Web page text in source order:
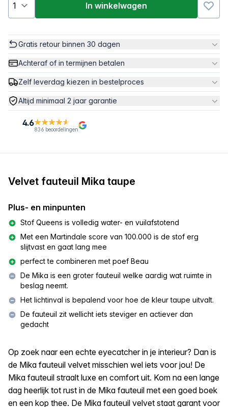
In winkelwagen
Gratis retour binnen 30 dagen
Achteraf of in termijnen betalen
Zelf leverdag kiezen in bestelproces
Altijd minimaal 2 jaar garantie
4.6
836 beoordelingen
Velvet fauteuil Mika taupe
Plus- en minpunten
Stof Queens is volledig water- en vuilafstotend
Met een Martindale score van 100.000 is de stof erg
slijtvast en gaat lang mee
perfect te combineren met poef Beau
De Mika is een groter fauteuil welke aardig wat ruimte in
beslag neemt.
Het lichtinval is bepalend voor hoe de kleur taupe uitvalt.
De fauteuil zit wellicht iets steviger en actiever dan
gedacht
Op zoek naar een echte eyecatcher in je interieur? Dan is
de Mika fauteuil velvet misschien wel iets voor jou! De
Mika fauteuil straalt luxe en comfort uit. Kom na een lange
dag heerlijk tot rust in de Mika fauteuil met een goed boek
en een kop thee. De Mika fauteuil velvet staat garant voor